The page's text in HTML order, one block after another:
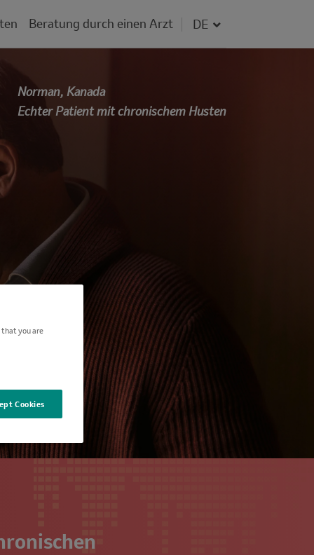
Beratung durch einen Arzt Fieldset for
Select your language
Norman, Kanada
Echter Patient mit chronischem Husten
that you are
Cookies